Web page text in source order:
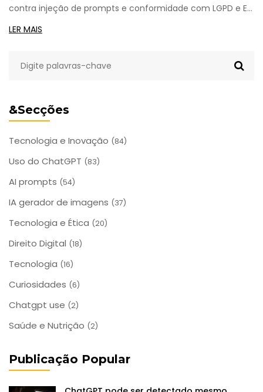
&Secções
Tecnologia e Inovação (84)
Uso do ChatGPT (83)
AI prompts (54)
IA gerador de imagens (37)
Tecnologia e Ética (20)
Direito Digital (18)
Tecnologia (16)
Curiosidades (6)
Chatgpt use (2)
Saúde e Nutrição (2)
Publicação Popular
contra injeção de prompts e conformidade com LGPD e EU
AI Act.
LER MAIS